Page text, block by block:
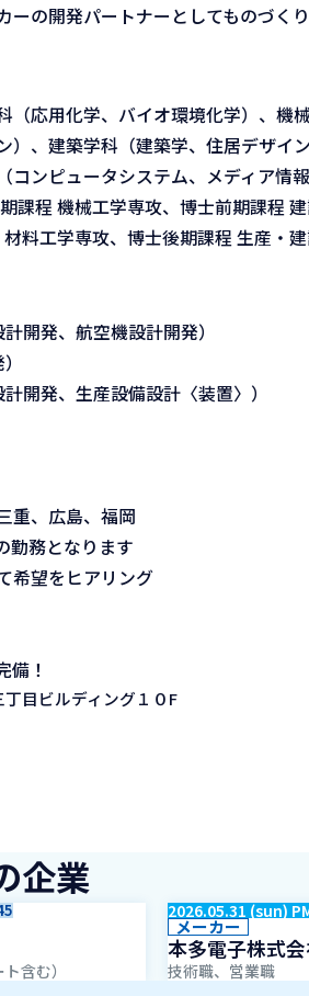
の開発パートナーとしてものづく
応用化学、バイオ環境化学）、機
、建築学科（建築学、住居デザイ
ンピュータシステム、メディア情
課程 機械工学専攻、博士前期課程
料工学専攻、博士後期課程 生産・
開発、航空機設計開発）
）
開発、生産設備設計〈装置〉）
重、広島、福岡
勤務となります
希望をヒアリング
！
目ビルディング１０F
企業
含む）
2026.05.31 (sun)
メーカー
本多電子株式
技術職、営業職